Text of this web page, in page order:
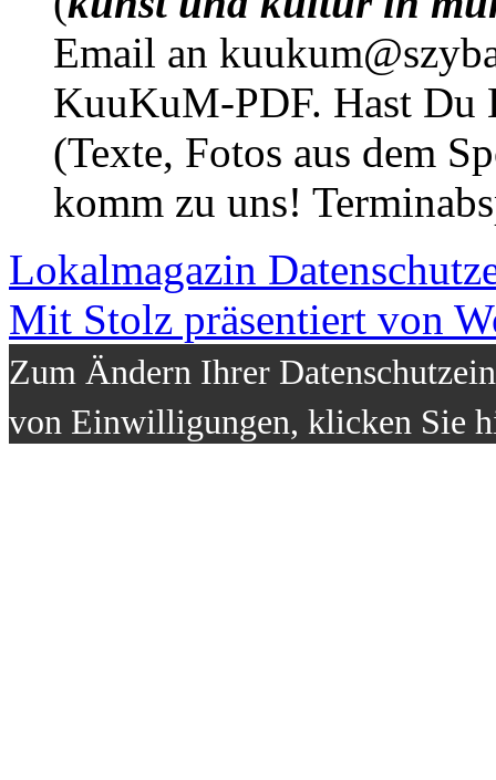
Email an
KuuKuM-PDF. Hast Du
(Texte, Fotos aus dem
komm zu uns!
Lokalmagazin
Mit Stolz präsentiert von
Zum Ändern Ihrer
von Einwilligungen, klicken Sie